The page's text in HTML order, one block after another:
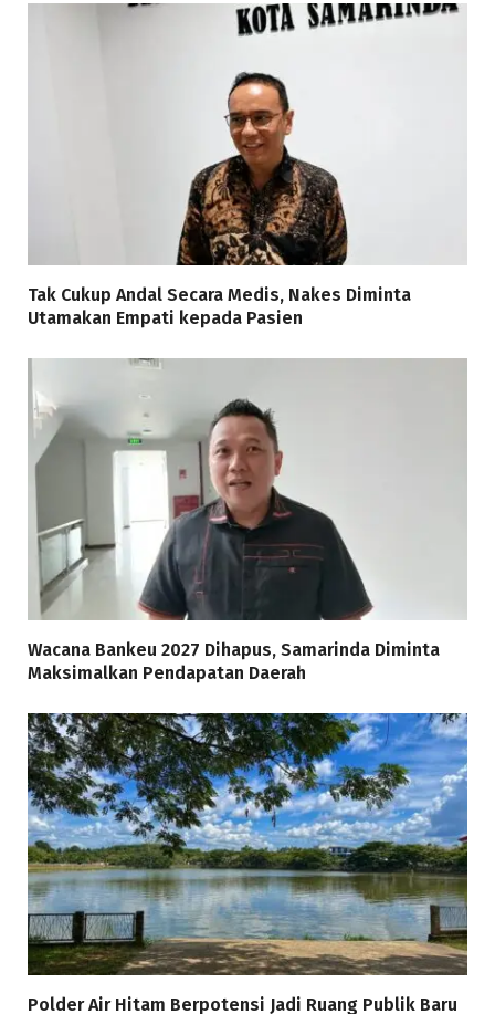
Tak Cukup Andal Secara Medis, Nakes Diminta
Utamakan Empati kepada Pasien
Wacana Bankeu 2027 Dihapus, Samarinda Diminta
Maksimalkan Pendapatan Daerah
Polder Air Hitam Berpotensi Jadi Ruang Publik Baru